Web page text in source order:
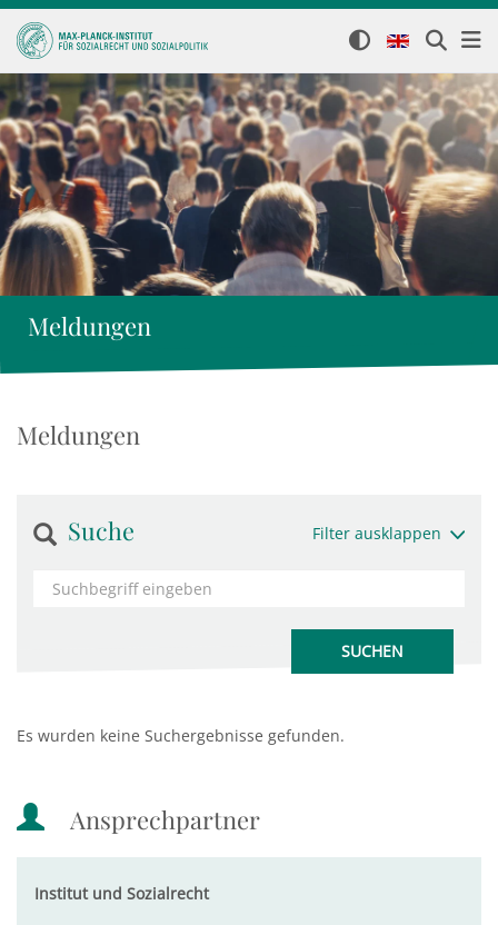
Meldungen
Meldungen
Suche Filter ausklappen
Es wurden keine Suchergebnisse gefunden.
Ansprechpartner
Institut und Sozialrecht